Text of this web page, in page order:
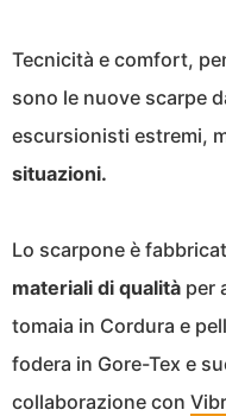
Tecnicità e comfort,
sono le nuove scarpe
escursionisti estremi,
situazioni.
Lo scarpone è
materiali di qualità per
tomaia in Cordura e
fodera in Gore-Tex e
collaborazione con